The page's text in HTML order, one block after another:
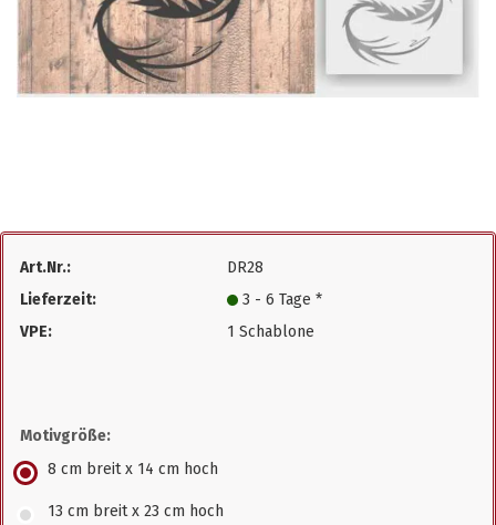
Art.Nr.:
DR28
Lieferzeit:
3 - 6 Tage *
VPE:
1 Schablone
Motivgröße:
8 cm breit x 14 cm hoch
13 cm breit x 23 cm hoch